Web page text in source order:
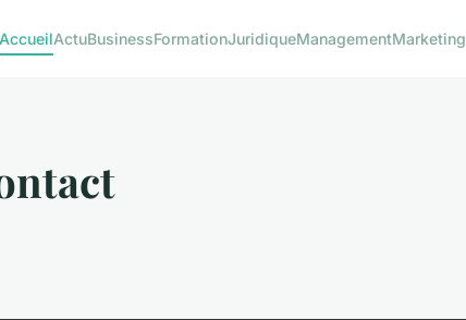
AccueilActuBusinessFormationJuridiqueManagementMarketing